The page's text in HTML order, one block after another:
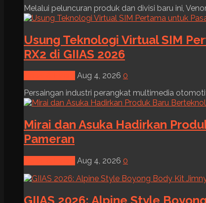
Melalui peluncuran produk dan divisi baru ini,
Usung Teknologi Virtual SIM
RX2 di GIIAS 2026
Aug 4, 2026 0
Persaingan industri perangkat multimedia
Mirai dan Asuka Hadirkan
Pameran
Aug 4, 2026 0